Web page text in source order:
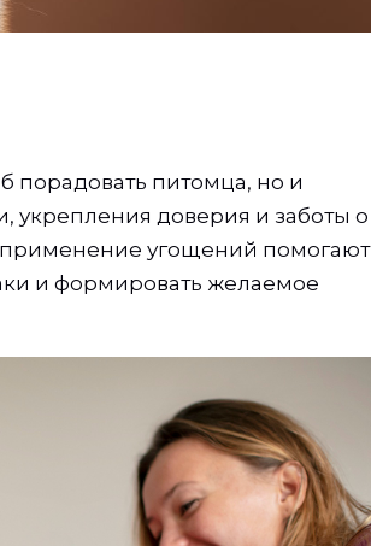
порадовать питомца, но и
укрепления доверия и заботы о
угощений помогают
и формировать желаемое